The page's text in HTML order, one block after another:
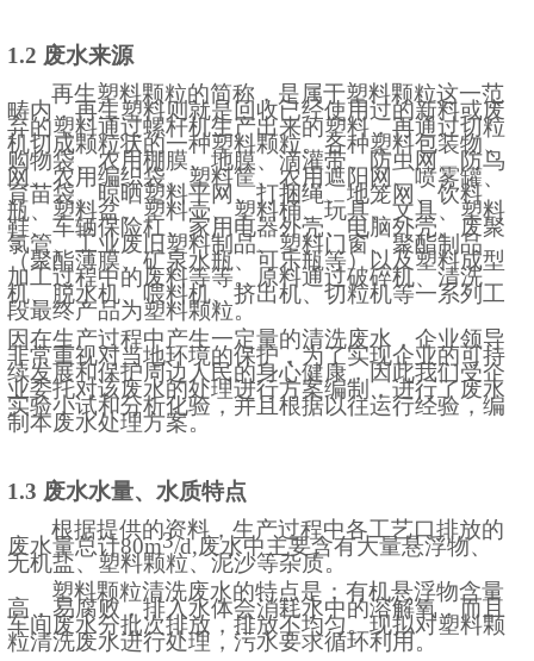
1.2 废水来源
再生塑料颗粒的简称，是属于塑料颗粒这一范
畴内，再生塑料则就是回收已经使用过的新料或废
弃的塑料通过螺杆机生产出来的塑料，再通过切粒
机切成颗粒状的一种塑料颗粒。各种塑料包装物、
购物袋、农用棚膜、地膜、滴灌带、防虫网、防鸟
网、农用编织袋、塑料筐、农用遮阳网、喷雾罐、
育苗袋、晾晒塑料平网、打捆绳、地笼网、饮料
瓶、塑料盆、塑料壶、塑料桶、玩具、文具、塑料
鞋、车辆保险杠、家用电器外壳、电脑外壳、废聚
氯管、工业废旧塑料制品、塑料门窗、聚酯制品
（聚酯薄膜、矿泉水瓶、可乐瓶等）以及塑料成型
加工过程中的废料等等。原料通过破碎机、清洗
机、脱水机、喂料机、挤出机、切粒机等一系列工
段最终产品为塑料颗粒。
因在生产过程中产生一定量的清洗废水，企业领导
非常重视对当地环境的保护，为了实现企业的可持
续发展和保护周边人民的身心健康，因此我们受企
业委托对该废水的处理进行方案编制，进行了废水
实验小试和分析化验，并且根据以往运行经验，编
制本废水处理方案。
1.3 废水水量、水质特点
根据提供的资料，生产过程中各工艺口排放的
废水量总计80m3/d,废水中主要含有大量悬浮物、
无机盐、塑料颗粒、泥沙等杂质。
塑料颗粒清洗废水的特点是：有机悬浮物含量
高，易腐败，排入水体会消耗水中的溶解氧，而且
车间废水分批次排放，排放不均匀。现拟对塑料颗
粒清洗废水进行处理，污水要求循环利用。